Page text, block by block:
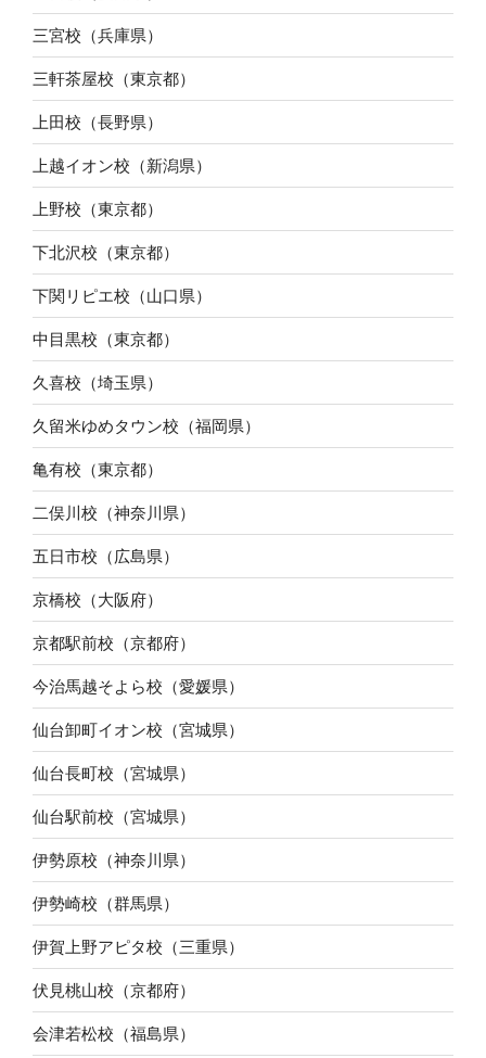
三宮校（兵庫県）
三軒茶屋校（東京都）
上田校（長野県）
上越イオン校（新潟県）
上野校（東京都）
下北沢校（東京都）
下関リピエ校（山口県）
中目黒校（東京都）
久喜校（埼玉県）
久留米ゆめタウン校（福岡県）
亀有校（東京都）
二俣川校（神奈川県）
五日市校（広島県）
京橋校（大阪府）
京都駅前校（京都府）
今治馬越そよら校（愛媛県）
仙台卸町イオン校（宮城県）
仙台長町校（宮城県）
仙台駅前校（宮城県）
伊勢原校（神奈川県）
伊勢崎校（群馬県）
伊賀上野アピタ校（三重県）
伏見桃山校（京都府）
会津若松校（福島県）